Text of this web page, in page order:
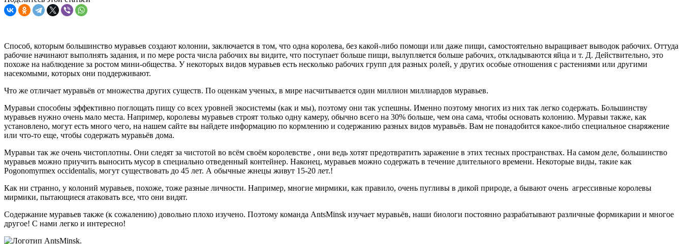
Способ, которым большинство муравьев создают колонии, заключается в том, что одна королева, без какой-либо помощи или даже пищи, самостоятельно выращивает выводок рабочих. Оттуда
рабочие начинают выполнять задания, и по мере роста числа рабочих вы видите, что поступает больше пищи, вылупляется больше рабочих, откладываются яйца и т. Д. Действительно, это
похоже на наблюдение за ростом мини-общества. У некоторых видов муравьев есть несколько рабочих групп для разных ролей, у других особые отношения с растениями или другими
насекомыми, которых они поддерживают.
Что же отличает муравьёв от множества других существ. По оценкам ученых, в мире насчитывается один миллион миллиардов муравьев.
Муравьи способны эффективно поглощать пищу со всех уровней экосистемы (как и мы), поэтому они так успешны. Именно поэтому многих из них так легко содержать. Большинству
муравьев нужно очень мало места. Например, королевы муравьев строят только одну камеру, обычно всего на 30% больше, чем она сама, чтобы основать колонию. Муравьи также, как
установлено, могут есть много чего, на нашем сайте вы найдете информацию по кормлению и содержанию разных видов муравьёв. Вам не понадобится какое-либо специальное снаряжение
или что-то еще, чтобы содержать муравьёв дома.
Муравьи так же очень чистоплотны. Они следят за чистотой во всём своём королевстве , они ведь хотят предотвратить заражение в этих тесных пространствах. На самом деле, большинство
муравьев можно приучить выносить мусор в специально отведенный контейнер. Наконец, муравьев можно содержать в течение длительного времени. Некоторые виды, такие как
Pogonomyrmex occidentalis, могут существовать до 45 лет. А обычные жнецы живут 15-20 лет.!
Как ни странно, у колоний муравьев, похоже, тоже разные личности. Например, многие мирмики, как правило, очень пугливы в дикой природе, а бывают очень агрессивные королевы
мирмики, пытающиеся атаковать все, что они видят.
Содержание муравьев также (к сожалению) довольно плохо изучено. Поэтому команда AntsMinsk изучает муравьёв, наши биологи постоянно разрабатывают различные формикарии и многое
другое! С нами легко и интересно!